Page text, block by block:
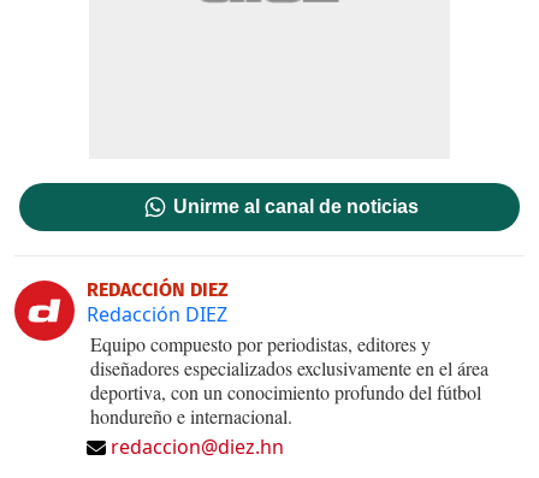
Unirme al canal de noticias
REDACCIÓN DIEZ
Redacción DIEZ
Equipo compuesto por periodistas, editores y
diseñadores especializados exclusivamente en el área
deportiva, con un conocimiento profundo del fútbol
hondureño e internacional.
redaccion@diez.hn